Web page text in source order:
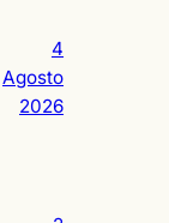
4
Agosto
2026